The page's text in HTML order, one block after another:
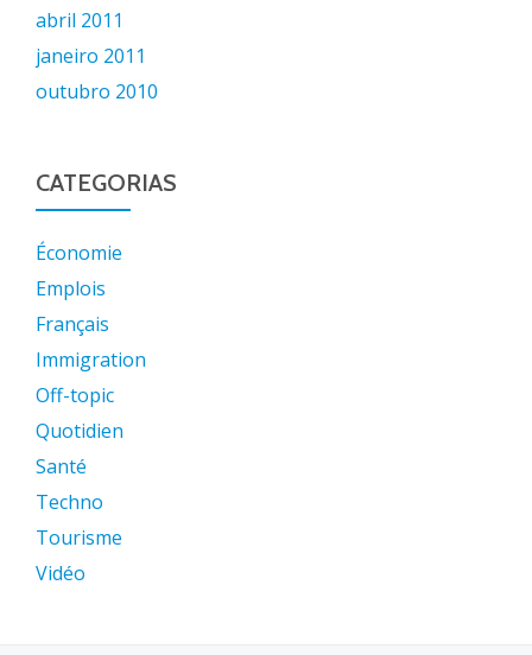
abril 2011
janeiro 2011
outubro 2010
CATEGORIAS
Économie
Emplois
Français
Immigration
Off-topic
Quotidien
Santé
Techno
Tourisme
Vidéo